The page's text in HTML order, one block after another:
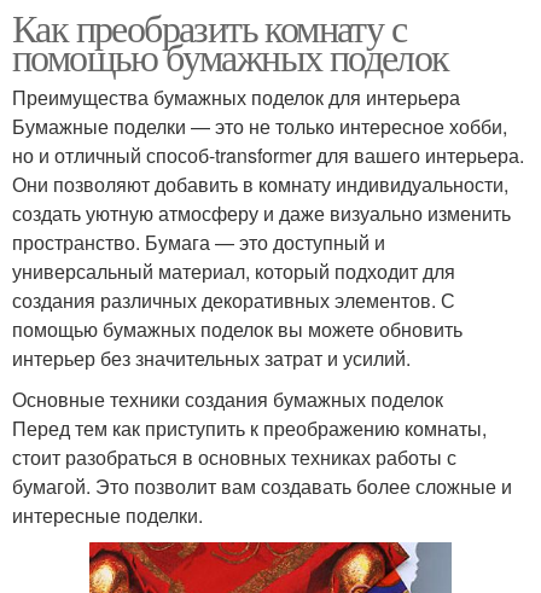
Как преобразить комнату с
помощью бумажных поделок
Преимущества бумажных поделок для интерьера
Бумажные поделки — это не только интересное хобби,
но и отличный способ-transformer для вашего интерьера.
Они позволяют добавить в комнату индивидуальности,
создать уютную атмосферу и даже визуально изменить
пространство. Бумага — это доступный и
универсальный материал, который подходит для
создания различных декоративных элементов. С
помощью бумажных поделок вы можете обновить
интерьер без значительных затрат и усилий.
Основные техники создания бумажных поделок
Перед тем как приступить к преображению комнаты,
стоит разобраться в основных техниках работы с
бумагой. Это позволит вам создавать более сложные и
интересные поделки.